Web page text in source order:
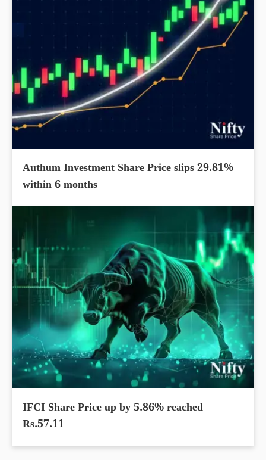
Authum Investment Share Price slips 29.81%
within 6 months
IFCI Share Price up by 5.86% reached
Rs.57.11